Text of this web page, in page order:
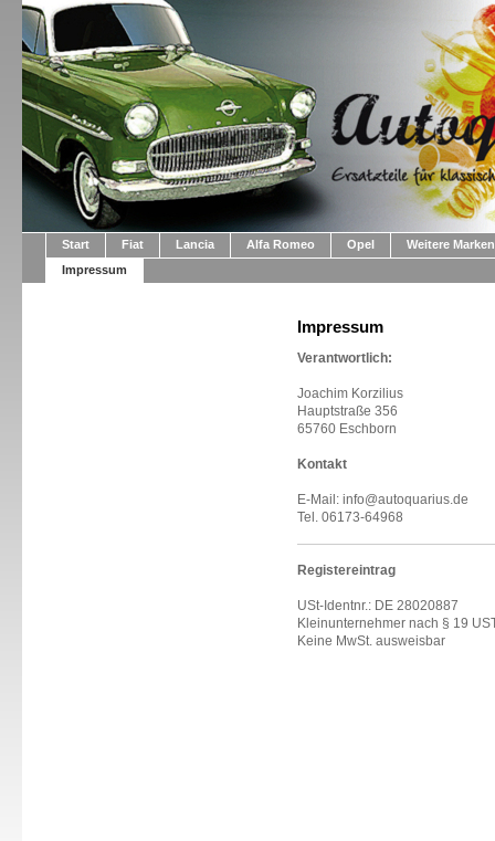
Start Fiat Lancia Alfa Romeo Opel
Weitere Marken
Impressum
Impressum
Verantwortlich:
Joachim Korzilius
Hauptstraße 356
65760 Eschborn
Kontakt
E-Mail: info@autoquarius.de
Tel. 06173-64968
Registereintrag
USt-Identnr.: DE 28020887
Kleinunternehmer nach § 19
Keine MwSt. ausweisbar